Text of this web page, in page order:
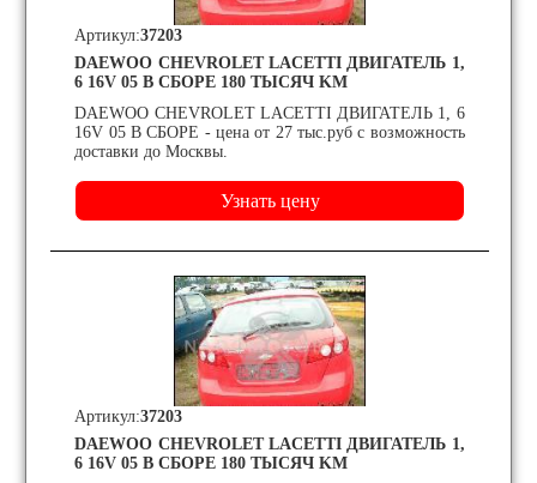
DAEWOO CHEVROLET LACETTI ДВИГАТЕЛЬ 1,
6 16V 05 В СБОРЕ 180 ТЫСЯЧ KM
DAEWOO CHEVROLET LACETTI ДВИГАТЕЛЬ 1, 6
16V 05 В СБОРЕ - цена от 27 тыс.руб с возможность
доставки до Москвы.
Артикул:37203
DAEWOO CHEVROLET LACETTI ДВИГАТЕЛЬ 1,
6 16V 05 В СБОРЕ 180 ТЫСЯЧ KM
Артикул:37203